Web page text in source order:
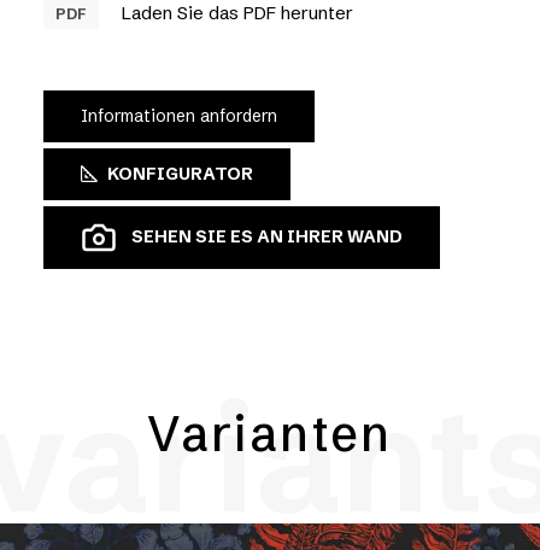
PDF Laden Sie das PDF herunter
Informationen anfordern
KONFIGURATOR
SEHEN SIE ES AN IHRER WAND
Varianten